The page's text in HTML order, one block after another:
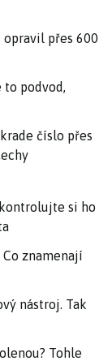
přes 600
podvod,
číslo přes
si ho
znamenají
nástroj. Tak
Tohle